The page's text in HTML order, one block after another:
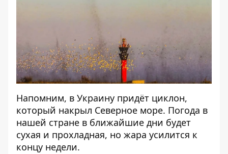
Напомним, в Украину придёт циклон,
который накрыл Северное море. Погода в
нашей стране в ближайшие дни будет
сухая и прохладная, но жара усилится к
концу недели.